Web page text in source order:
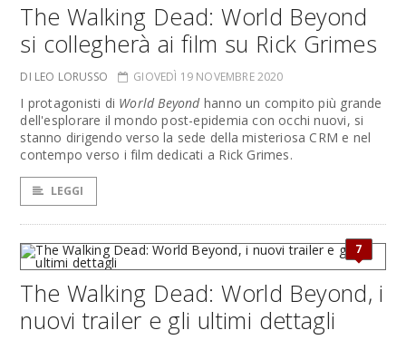
The Walking Dead: World Beyond
si collegherà ai film su Rick Grimes
DI LEO LORUSSO GIOVEDÌ 19 NOVEMBRE 2020
I protagonisti di World Beyondhanno un compito più grande
dell'esplorare il mondo post-epidemia con occhi nuovi, si
stanno dirigendo verso la sede della misteriosa CRM e nel
contempo verso i film dedicati a Rick Grimes.
LEGGI
7
The Walking Dead: World Beyond, i
nuovi trailer e gli ultimi dettagli